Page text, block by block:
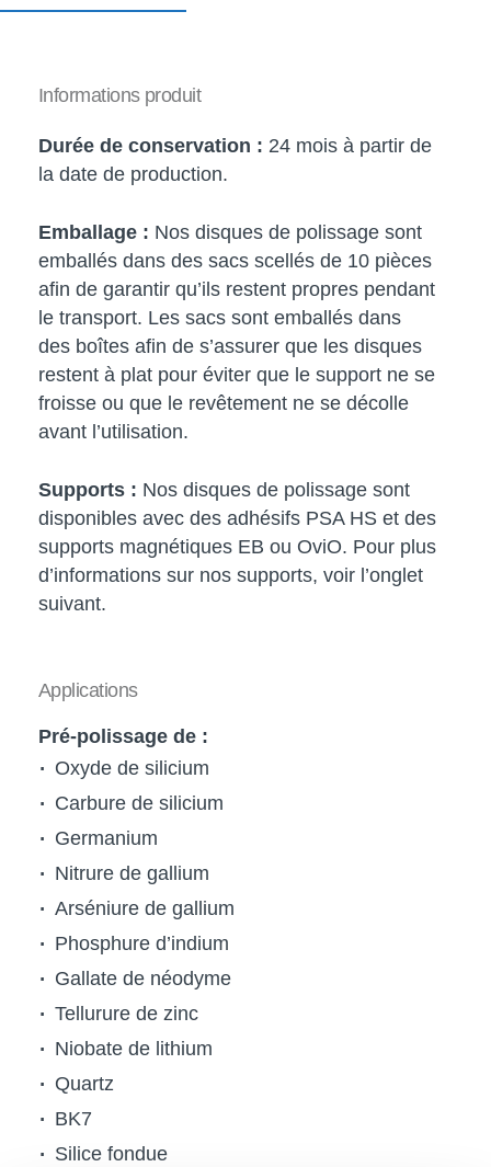
Informations produit
Durée de conservation : 24 mois à partir de
la date de production.
Emballage : Nos disques de polissage sont
emballés dans des sacs scellés de 10 pièces
afin de garantir qu’ils restent propres pendant
le transport. Les sacs sont emballés dans
des boîtes afin de s’assurer que les disques
restent à plat pour éviter que le support ne se
froisse ou que le revêtement ne se décolle
avant l’utilisation.
Supports : Nos disques de polissage sont
disponibles avec des adhésifs PSA HS et des
supports magnétiques EB ou OviO. Pour plus
d’informations sur nos supports, voir l’onglet
suivant.
Applications
Pré-polissage de :
Oxyde de silicium
Carbure de silicium
Germanium
Nitrure de gallium
Arséniure de gallium
Phosphure d’indium
Gallate de néodyme
Tellurure de zinc
Niobate de lithium
Quartz
BK7
Silice fondue